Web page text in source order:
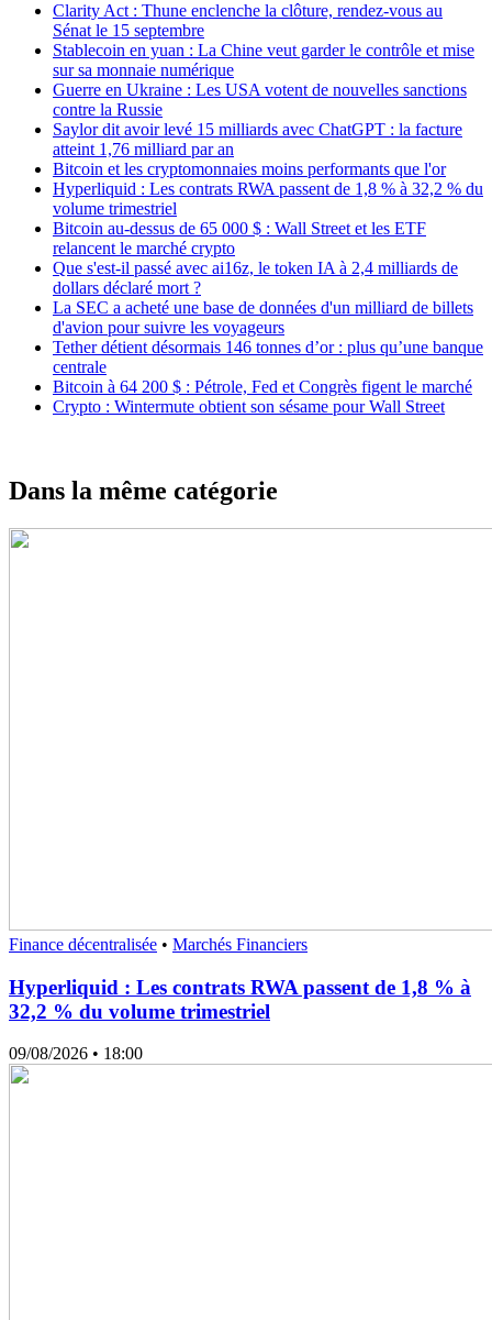
Clarity Act : Thune enclenche la clôture, rendez-vous au
Sénat le 15 septembre
Stablecoin en yuan : La Chine veut garder le contrôle et mise
sur sa monnaie numérique
Guerre en Ukraine : Les USA votent de nouvelles sanctions
contre la Russie
Saylor dit avoir levé 15 milliards avec ChatGPT : la facture
atteint 1,76 milliard par an
Bitcoin et les cryptomonnaies moins performants que l'or
Hyperliquid : Les contrats RWA passent de 1,8 % à 32,2 % du
volume trimestriel
Bitcoin au-dessus de 65 000 $ : Wall Street et les ETF
relancent le marché crypto
Que s'est-il passé avec ai16z, le token IA à 2,4 milliards de
dollars déclaré mort ?
La SEC a acheté une base de données d'un milliard de billets
d'avion pour suivre les voyageurs
Tether détient désormais 146 tonnes d’or : plus qu’une banque
centrale
Bitcoin à 64 200 $ : Pétrole, Fed et Congrès figent le marché
Crypto : Wintermute obtient son sésame pour Wall Street
Dans la même catégorie
Finance décentralisée • Marchés Financiers
Hyperliquid : Les contrats RWA passent de 1,8 % à
32,2 % du volume trimestriel
09/08/2026 • 18:00